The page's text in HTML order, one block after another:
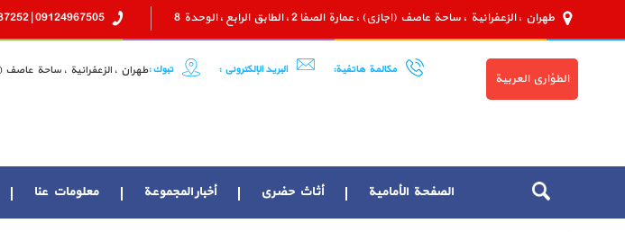
طهران ، الزعفرانية ، ساحة عاصف (اجازي) ، عمارة الصفا 2 ، الطابق الرابع ، الوحدة 8 09124967505 | 09124687252
الطؤاري العربية
مكالمة هاتفية: البريد الإلكتروني : تبوك :طهران ، الزعفرانية ، ساحة عاصف (اجازي) ، عمارة
الصفحة الأمامية أثاث حضري أخبار المجموعة معلومات عنا